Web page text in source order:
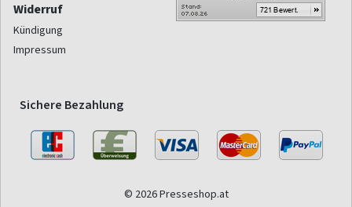
Widerruf
Kündigung
Impressum
Sichere Bezahlung
© 2026 Presseshop.at